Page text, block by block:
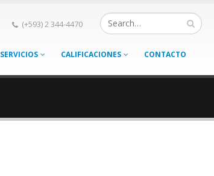
(+593) 2 344-4470
SERVICIOS CALIFICACIONES CONTACTO